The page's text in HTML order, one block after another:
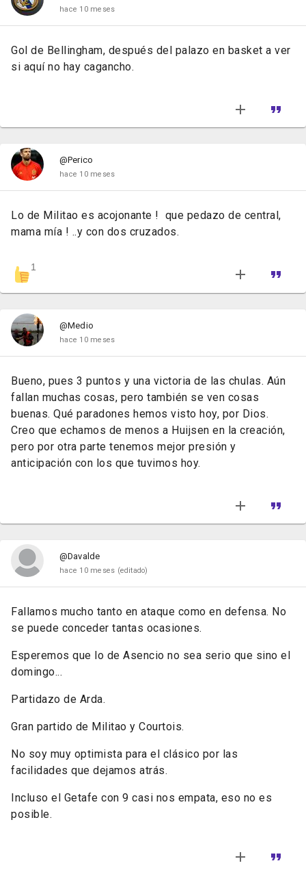
hace 10 meses
Gol de Bellingham, después del palazo en basket a ver
si aquí no hay cagancho.
@Perico
hace 10 meses
Lo de Militao es acojonante ! que pedazo de central,
mama mía ! ..y con dos cruzados.
1
@Medio
hace 10 meses
Bueno, pues 3 puntos y una victoria de las chulas. Aún
fallan muchas cosas, pero también se ven cosas
buenas. Qué paradones hemos visto hoy, por Dios.
Creo que echamos de menos a Huijsen en la creación,
pero por otra parte tenemos mejor presión y
anticipación con los que tuvimos hoy.
@Davalde
hace 10 meses (editado)
Fallamos mucho tanto en ataque como en defensa. No
se puede conceder tantas ocasiones.
Esperemos que lo de Asencio no sea serio que sino el
domingo...
Partidazo de Arda.
Gran partido de Militao y Courtois.
No soy muy optimista para el clásico por las
facilidades que dejamos atrás.
Incluso el Getafe con 9 casi nos empata, eso no es
posible.